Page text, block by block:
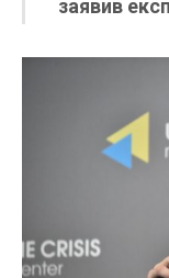
заявив